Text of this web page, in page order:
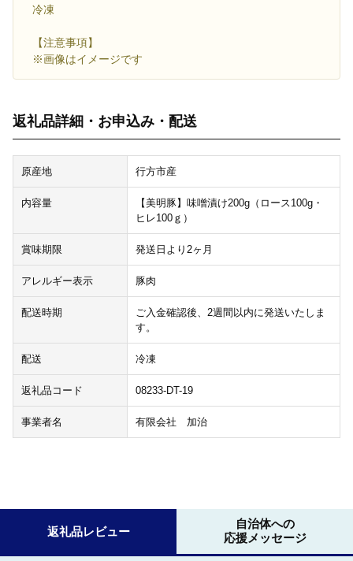
冷凍
【注意事項】
※画像はイメージです
返礼品詳細・お申込み・配送
原産地 行方市産
内容量
【美明豚】味噌漬け200g（ロース100g・
ヒレ100ｇ）
賞味期限 発送日より2ヶ月
アレルギー表示 豚肉
配送時期
ご入金確認後、2週間以内に発送いたしま
す。
配送 冷凍
返礼品コード 08233-DT-19
事業者名 有限会社 加治
返礼品レビュー
自治体への
応援メッセージ